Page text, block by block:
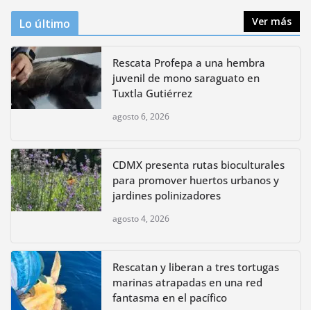
Lo último Ver más
Rescata Profepa a una hembra
juvenil de mono saraguato en
Tuxtla Gutiérrez
agosto 6, 2026
CDMX presenta rutas bioculturales
para promover huertos urbanos y
jardines polinizadores
agosto 4, 2026
Rescatan y liberan a tres tortugas
marinas atrapadas en una red
fantasma en el pacífico